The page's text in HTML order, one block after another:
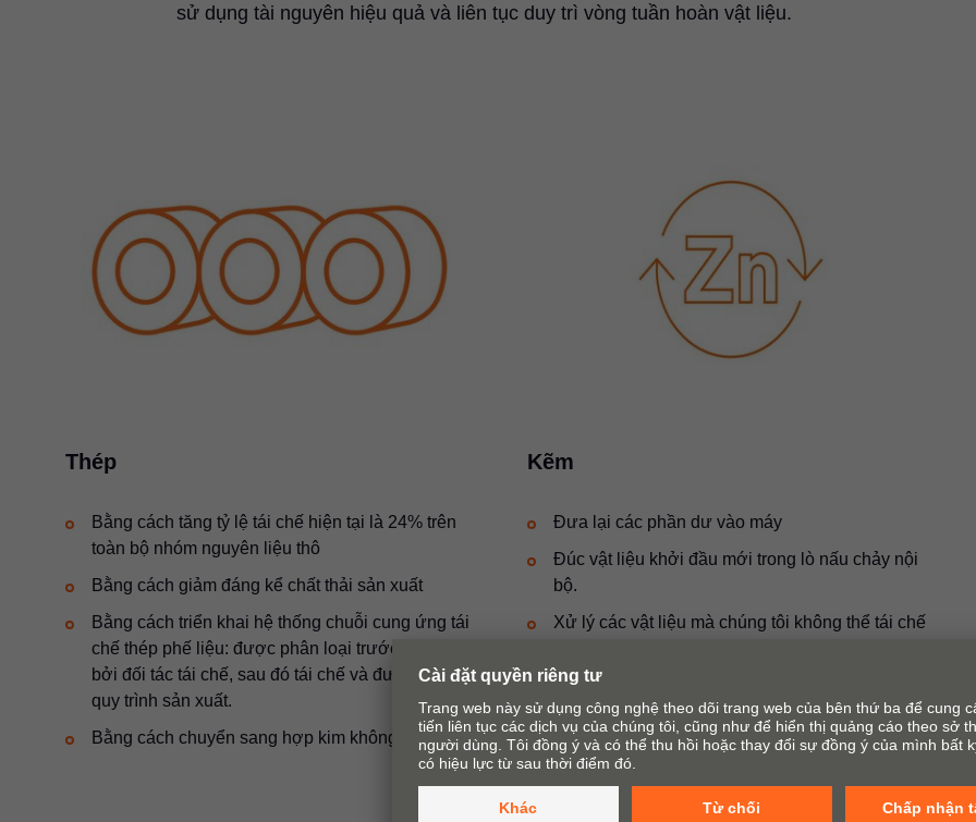
sử dụng tài nguyên hiệu quả và liên tục duy trì vòng tuần hoàn vật liệu.
Thép
Bằng cách tăng tỷ lệ tái chế hiện tại là 24% trên
toàn bộ nhóm nguyên liệu thô
Bằng cách giảm đáng kể chất thải sản xuất
Bằng cách triển khai hệ thống chuỗi cung ứng tái
chế thép phế liệu: được phân loại trước, thu gom
bởi đối tác tái chế, sau đó tái chế và đưa trở lại
quy trình sản xuất.
Bằng cách chuyển sang hợp kim không chì
Kẽm
Đưa lại các phần dư vào máy
Đúc vật liệu khởi đầu mới trong lò nấu chảy nội
bộ.
Xử lý các vật liệu mà chúng tôi không thể tái chế
tái chế thành kẽm chất lượng cao - và chúng tôi
sau đó tái sử dụng